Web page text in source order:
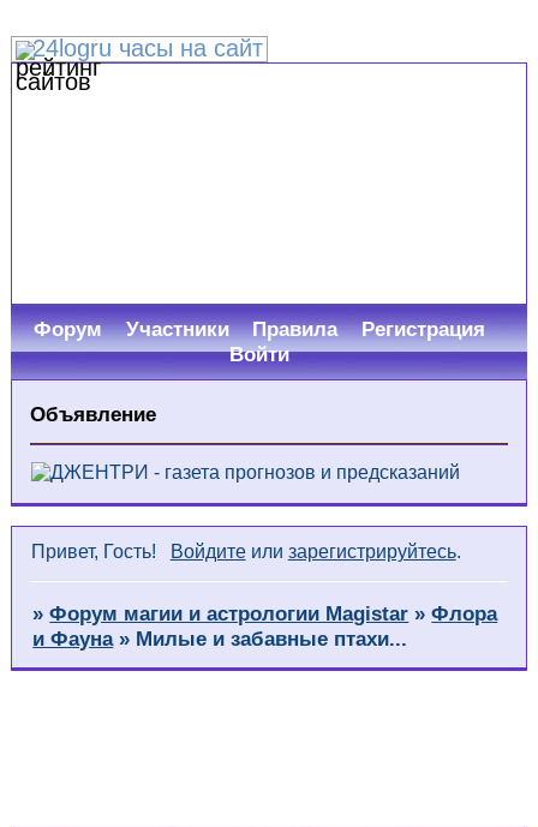
24logru часы на сайт
Форум Участники Правила
Регистрация
Войти
Объявление
Привет, Гость! Войдитеили зарегистрируйтесь.
»Форум магии и астрологии Magistar »Флора
и Фауна» Милые и забавные птахи...